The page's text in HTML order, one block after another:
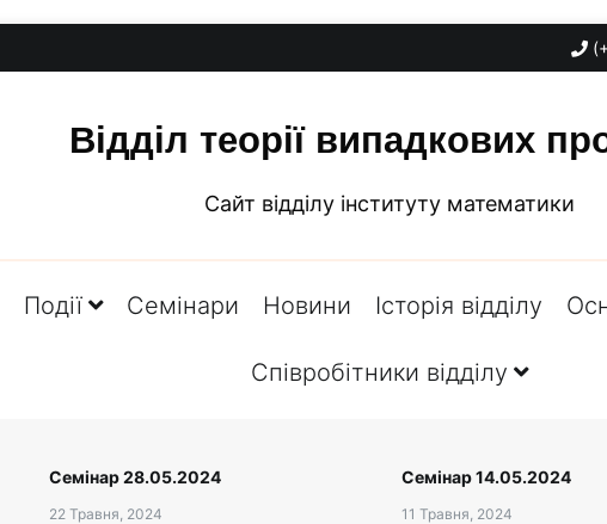
Відділ теорії випадкових
Сайт відділу інституту математики
Події Семінари Новини Історія відділу
Співробітники відділу
Семінар 28.05.2024
22 Травня, 2024
Семінар 14.05.2024
11 Травня, 2024